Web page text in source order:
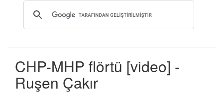
CHP-MHP flörtü [video] -
Ruşen Çakır